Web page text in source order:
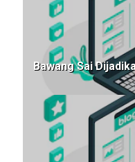
Bawang Sai